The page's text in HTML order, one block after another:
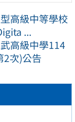
高級中等學校
...
高級中學114
2次)公告